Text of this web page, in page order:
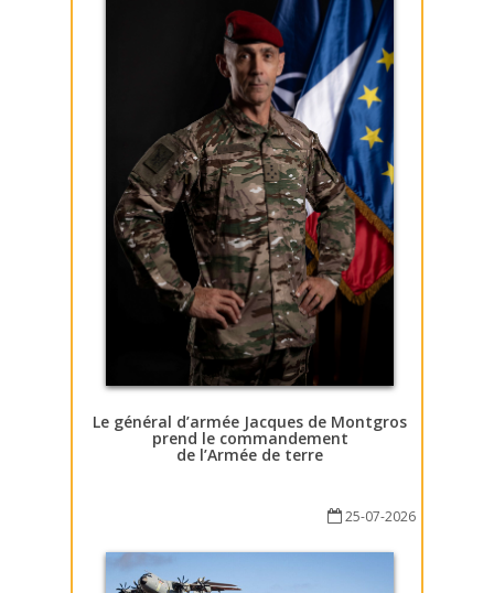
Le général d’armée Jacques de Montgros
prend le commandement
de l’Armée de terre
25-07-2026